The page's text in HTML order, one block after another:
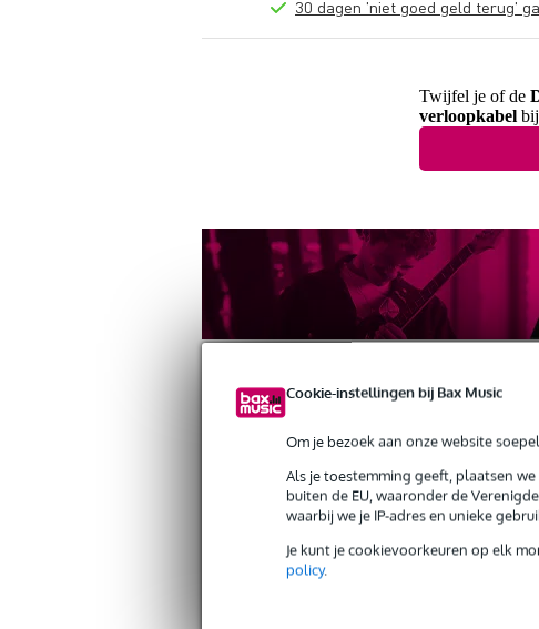
Cookie-instellingen bij Bax Music
Om je bezoek aan onze website
Als je toestemming geeft, plaatsen
buiten de EU, waaronder de
waarbij we je IP-adres en unieke
Je kunt je cookievoorkeuren op elk
policy.
30 dagen 'niet goed geld terug'
Twijfel je of de
verloopkabel
Productinformatie Reviews(23) Downloads
Devine VA6015 6.3 mm jack male stereo-
9000-0012-7408
Servicebelofte